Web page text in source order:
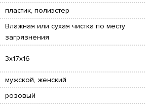
пластик, полиэстер
Влажная или сухая чистка по месту
загрязнения
3x17x16
мужской, женский
розовый